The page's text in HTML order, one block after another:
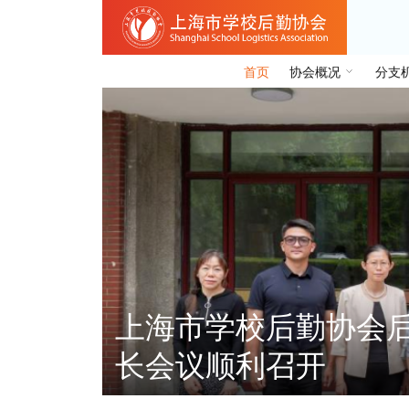
首页 协会概况 分支
上海市学校后勤协会
长会议顺利召开